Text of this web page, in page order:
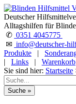
Deutscher
Alltagshilfen für
✆ 0351 4045775
✉ info@deutscher-
Produkte
|
|
Links |
Warenkorb
Sie sind hier: Startseite